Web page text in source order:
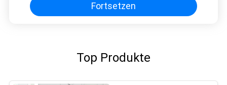
Fortsetzen
Top Produkte